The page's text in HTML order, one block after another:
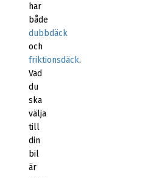
har
både
dubbdäck
och
friktionsdäck.
Vad
du
ska
välja
till
din
bil
är